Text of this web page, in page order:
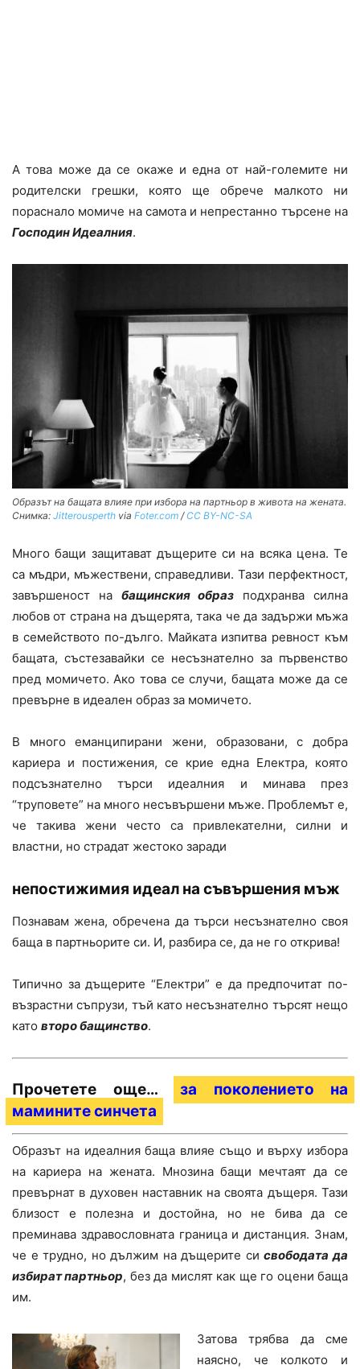
А това може да се окаже и една от най-големите ни
родителски грешки, която ще обрече малкото ни
пораснало момиче на самота и непрестанно търсене на
Господин Идеалния.
Образът на бащата влияе при избора на партньор в живота на жената.
Снимка: Jitterousperth via Foter.com / CC BY-NC-SA
Много бащи защитават дъщерите си на всяка цена. Те
са мъдри, мъжествени, справедливи. Тази перфектност,
завършеност на бащинския образ подхранва силна
любов от страна на дъщерята, така че да задържи мъжа
в семейството по-дълго. Майката изпитва ревност към
бащата, състезавайки се несъзнателно за първенство
пред момичето. Ако това се случи, бащата може да се
превърне в идеален образ за момичето.
В много еманципирани жени, образовани, с добра
кариера и постижения, се крие една Електра, която
подсъзнателно търси идеалния и минава през
“труповете” на много несъвършени мъже. Проблемът е,
че такива жени често са привлекателни, силни и
властни, но страдат жестоко заради
непостижимия идеал на съвършения мъж
Познавам жена, обречена да търси несъзнателно своя
баща в партньорите си. И, разбира се, да не го открива!
Типично за дъщерите “Електри” е да предпочитат по-
възрастни съпрузи, тъй като несъзнателно търсят нещо
като второ бащинство.
Прочетете още…
за поколението на
мамините синчета
Образът на идеалния баща влияе също и върху избора
на кариера на жената. Мнозина бащи мечтаят да се
превърнат в духовен наставник на своята дъщеря. Тази
близост е полезна и достойна, но не бива да се
преминава здравословната граница и дистанция. Знам,
че е трудно, но дължим на дъщерите сисвободата да
избират партньор, без да мислят как ще го оцени баща
им.
Затова трябва да сме
наясно, че колкото и